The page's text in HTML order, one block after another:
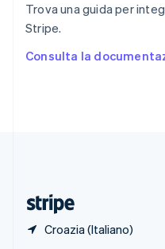
Trova una guida per
Stripe.
Consulta la
Croazia (Italiano)
Spagna
Español
English Español简体中文